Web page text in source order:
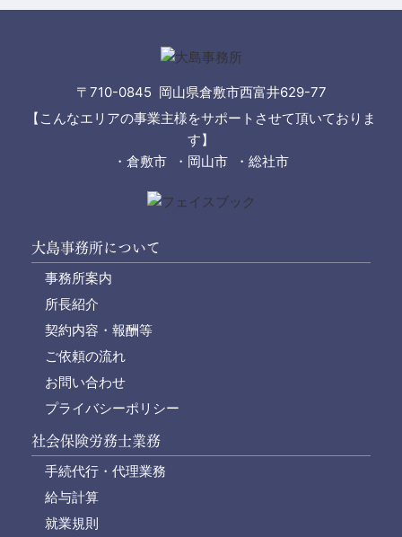
〒710-0845 岡山県倉敷市西富井629-77
【こんなエリアの事業主様をサポートさせて頂いておりま
す】
・倉敷市 ・岡山市 ・総社市
大島事務所について
事務所案内
所長紹介
契約内容・報酬等
ご依頼の流れ
お問い合わせ
プライバシーポリシー
社会保険労務士業務
手続代行・代理業務
給与計算
就業規則